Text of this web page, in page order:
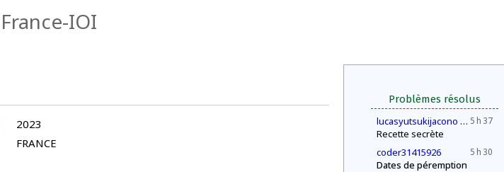
France-IOI
Problèmes résolus
5 h 37
lucasyutsukijacono 2030
Recette secrète
5 h 30
coder31415926
Dates de péremption
2023
FRANCE